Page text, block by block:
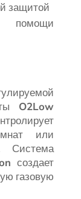
защитой
помощи
O2Low
или
Система
создает
газовую